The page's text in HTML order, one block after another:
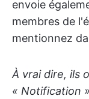
envoie
membres de
mentionnez
À vrai dire, ils
« Notification